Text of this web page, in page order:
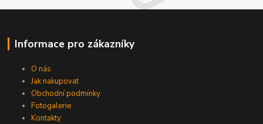
Informace pro zákazníky
O nás
Jak nakupovat
Obchodní podmínky
Fotogalerie
Kontakty